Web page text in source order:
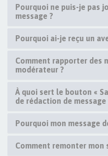
Pourquoi ne puis-je pas
message ?
Pourquoi ai-je reçu un
Comment rapporter des
modérateur ?
À quoi sert le bouton «
de rédaction de message
Pourquoi mon message
Comment remonter mon